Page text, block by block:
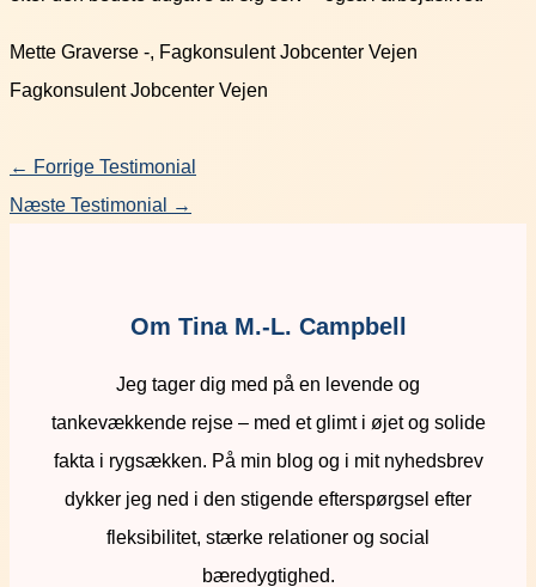
Mette Graverse -, Fagkonsulent Jobcenter Vejen
Fagkonsulent Jobcenter Vejen
← Forrige Testimonial
Næste Testimonial →
Om Tina M.-L. Campbell
Jeg tager dig med på en levende og
tankevækkende rejse – med et glimt i øjet og solide
fakta i rygsækken. På min blog og i mit nyhedsbrev
dykker jeg ned i den stigende efterspørgsel efter
fleksibilitet, stærke relationer og social
bæredygtighed.